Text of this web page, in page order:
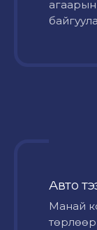
Авто
Mанай
төрлөөр